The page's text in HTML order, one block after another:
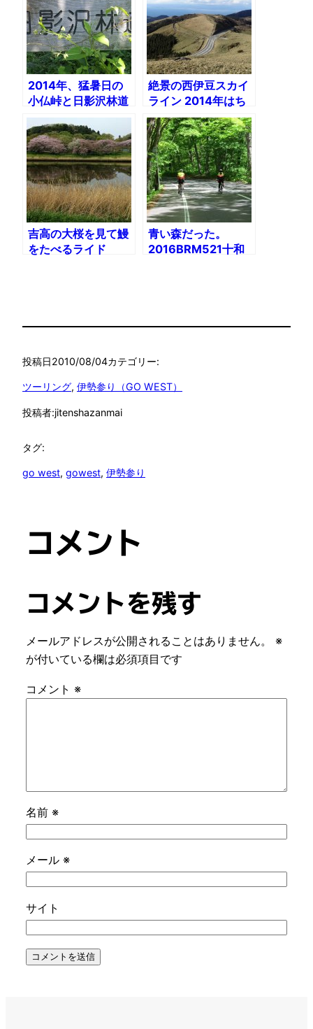
2014年、猛暑日の
小仏峠と日影沢林道
に行く
絶景の西伊豆スカイ
ライン 2014年はち
ょっと悔しかった
吉高の大桜を見て鰻
をたべるライド
青い森だった。
2016BRM521十和
投稿日2010/08/04カテゴリー:
ツーリング, 伊勢参り（GO WEST）
投稿者:jitenshazanmai
タグ:
go west, gowest, 伊勢参り
コメント
コメントを残す
メールアドレスが公開されることはありません。
※
が付いている欄は必須項目です
コメント ※
名前 ※
メール ※
サイト